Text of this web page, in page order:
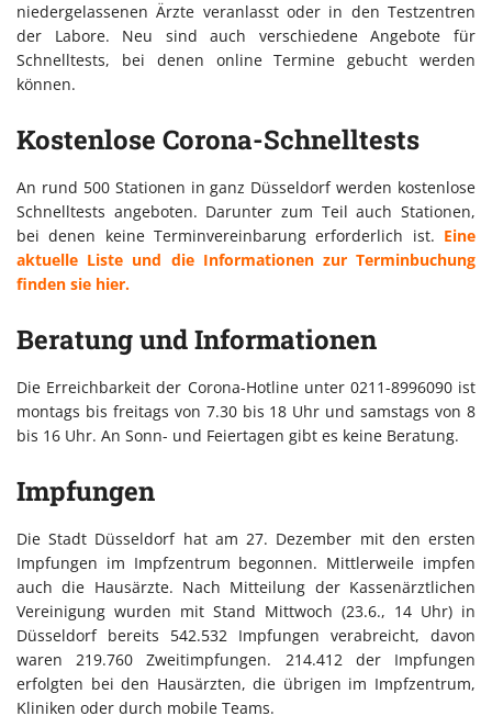
niedergelassenen Ärzte veranlasst oder in den Testzentren
der Labore. Neu sind auch verschiedene Angebote für
Schnelltests, bei denen online Termine gebucht werden
können.
Kostenlose Corona-Schnelltests
An rund 500 Stationen in ganz Düsseldorf werden kostenlose
Schnelltests angeboten. Darunter zum Teil auch Stationen,
bei denen keine Terminvereinbarung erforderlich ist. Eine
aktuelle Liste und die Informationen zur Terminbuchung
finden sie hier.
Beratung und Informationen
Die Erreichbarkeit der Corona-Hotline unter 0211-8996090 ist
montags bis freitags von 7.30 bis 18 Uhr und samstags von 8
bis 16 Uhr. An Sonn- und Feiertagen gibt es keine Beratung.
Impfungen
Die Stadt Düsseldorf hat am 27. Dezember mit den ersten
Impfungen im Impfzentrum begonnen. Mittlerweile impfen
auch die Hausärzte. Nach Mitteilung der Kassenärztlichen
Vereinigung wurden mit Stand Mittwoch (23.6., 14 Uhr) in
Düsseldorf bereits 542.532 Impfungen verabreicht, davon
waren 219.760 Zweitimpfungen. 214.412 der Impfungen
erfolgten bei den Hausärzten, die übrigen im Impfzentrum,
Kliniken oder durch mobile Teams.